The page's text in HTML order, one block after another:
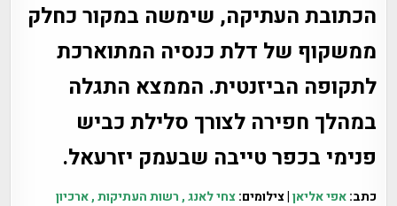
הכתובת העתיקה, שימשה במקור כחלק
ממשקוף של דלת כנסיה המתוארכת
לתקופה הביזנטית. הממצא התגלה
במהלך חפירה לצורך סלילת כביש
פנימי בכפר טייבה שבעמק יזרעאל.
כתב: אפי אליאן| צילומים:צחי לאנג , רשות העתיקות , ארכיון